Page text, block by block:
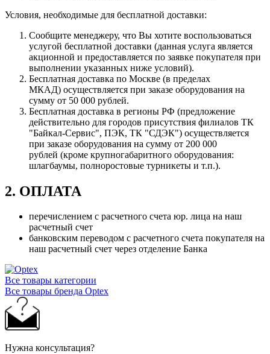
Условия, необходимые для бесплатной доставки:
Сообщите менеджеру, что Вы хотите воспользоваться
услугой бесплатной доставки (данная услуга является
акционной и предоставляется по заявке покупателя при
выполнении указанных ниже условий).
Бесплатная доставка по Москве (в пределах
МКАД) осуществляется при заказе оборудования на
сумму от 50 000 рублей.
Бесплатная доставка в регионы РФ (предложение
действительно для городов присутствия филиалов ТК
"Байкал-Сервис", ПЭК, ТК "СДЭК") осуществляется
при заказе оборудования на сумму от 200 000
рублей (кроме крупногабаритного оборудования:
шлагбаумы, полноростовые турникеты и т.п.).
2. ОПЛАТА
перечислением с расчетного счета юр. лица на наш
расчетный счет
банковским переводом с расчетного счета покупателя на
наш расчетный счет через отделение Банка
Все товары категории
Все товары бренда Optex
Нужна консультация?